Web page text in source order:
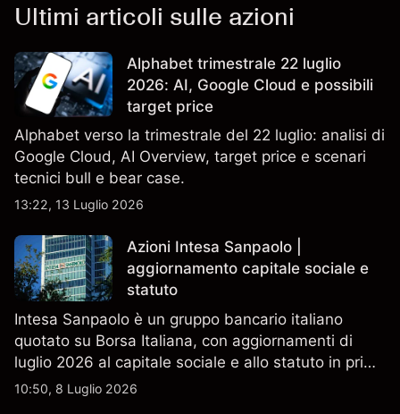
Ultimi articoli sulle azioni
Alphabet trimestrale 22 luglio
2026: AI, Google Cloud e possibili
target price
Alphabet verso la trimestrale del 22 luglio: analisi di
Google Cloud, AI Overview, target price e scenari
tecnici bull e bear case.
13:22, 13 Luglio 2026
Azioni Intesa Sanpaolo |
aggiornamento capitale sociale e
statuto
Intesa Sanpaolo è un gruppo bancario italiano
quotato su Borsa Italiana, con aggiornamenti di
luglio 2026 al capitale sociale e allo statuto in primo
piano. Esplora i target price ISP di terze parti e
10:50, 8 Luglio 2026